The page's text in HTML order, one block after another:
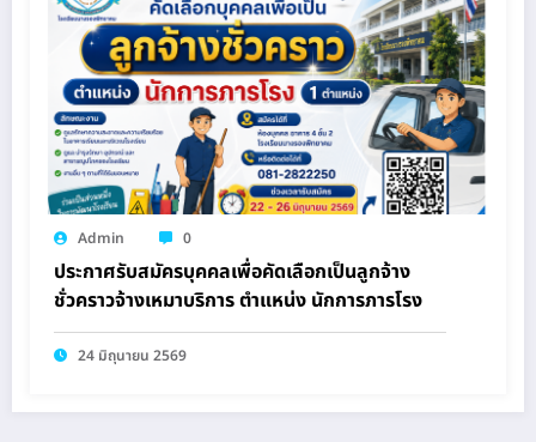
Admin 0
ประกาศรับสมัครบุคคลเพื่อคัดเลือกเป็นลูกจ้าง
ชั่วคราวจ้างเหมาบริการ ตำแหน่ง นักการภารโรง
24 มิถุนายน 2569